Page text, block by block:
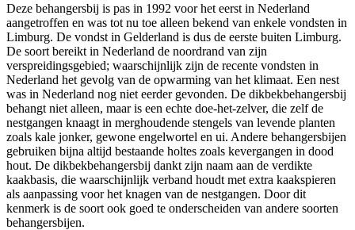
Deze behangersbij is pas in 1992 voor het eerst in Nederland
aangetroffen en was tot nu toe alleen bekend van enkele vondsten in
Limburg. De vondst in Gelderland is dus de eerste buiten Limburg.
De soort bereikt in Nederland de noordrand van zijn
verspreidingsgebied; waarschijnlijk zijn de recente vondsten in
Nederland het gevolg van de opwarming van het klimaat. Een nest
was in Nederland nog niet eerder gevonden. De dikbekbehangersbij
behangt niet alleen, maar is een echte doe-het-zelver, die zelf de
nestgangen knaagt in merghoudende stengels van levende planten
zoals kale jonker, gewone engelwortel en ui. Andere behangersbijen
gebruiken bijna altijd bestaande holtes zoals kevergangen in dood
hout. De dikbekbehangersbij dankt zijn naam aan de verdikte
kaakbasis, die waarschijnlijk verband houdt met extra kaakspieren
als aanpassing voor het knagen van de nestgangen. Door dit
kenmerk is de soort ook goed te onderscheiden van andere soorten
behangersbijen.